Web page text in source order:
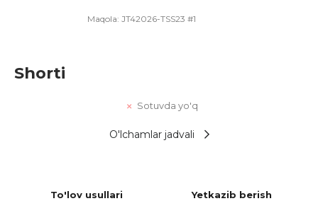
Maqola: JT42026-TSS23 #1
Shorti
Sotuvda yo'q
O'lchamlar jadvali
To'lov usullari Yetkazib berish